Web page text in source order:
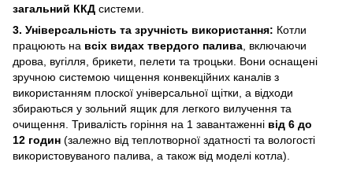
загальний ККД системи.
3. Універсальність та зручність використання: Котли
працюють на всіх видах твердого палива , включаючи
дрова, вугілля, брикети, пелети та троцьки. Вони оснащені
зручною системою чищення конвекційних каналів з
використанням плоскої універсальної щітки, а відходи
збираються у зольний ящик для легкого вилучення та
очищення. Тривалість горіння на 1 завантаженні від 6 до
12 годин (залежно від теплотворної здатності та вологості
використовуваного палива, а також від моделі котла).